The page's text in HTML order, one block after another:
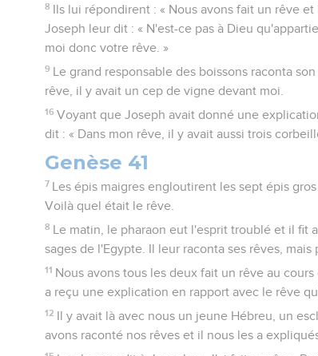
8
Ils lui répondirent : « Nous avons fait un rêve
Joseph leur dit : « N'est-ce pas à Dieu
moi donc votre rêve. »
9
Le grand responsable des boissons raconta
rêve, il y avait un cep de vigne devant moi.
16 Voyant que Joseph avait donné une
dit : « Dans mon rêve, il y avait aussi trois
Genèse 41
7
Les épis maigres engloutirent les sept épis
Voilà quel était le rêve.
8
Le matin, le pharaon eut l'esprit troublé et il fit
sages de l'Egypte. Il leur raconta ses rêves,
11 Nous avons tous les deux fait un rêve au
a reçu une explication en rapport avec le rêve
12
Il y avait là avec nous un jeune Hébreu, un
avons raconté nos rêves et il nous les a